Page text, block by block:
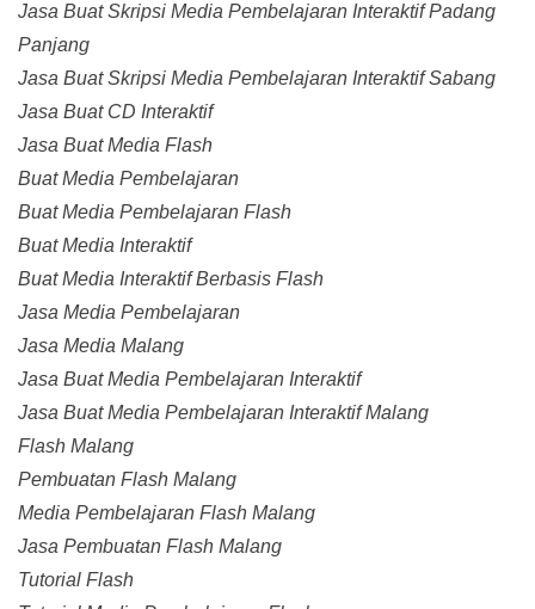
Jasa Buat Skripsi Media Pembelajaran Interaktif Padang
Panjang
Jasa Buat Skripsi Media Pembelajaran Interaktif Sabang
Jasa Buat CD Interaktif
Jasa Buat Media Flash
Buat Media Pembelajaran
Buat Media Pembelajaran Flash
Buat Media Interaktif
Buat Media Interaktif Berbasis Flash
Jasa Media Pembelajaran
Jasa Media Malang
Jasa Buat Media Pembelajaran Interaktif
Jasa Buat Media Pembelajaran Interaktif Malang
Flash Malang
Pembuatan Flash Malang
Media Pembelajaran Flash Malang
Jasa Pembuatan Flash Malang
Tutorial Flash